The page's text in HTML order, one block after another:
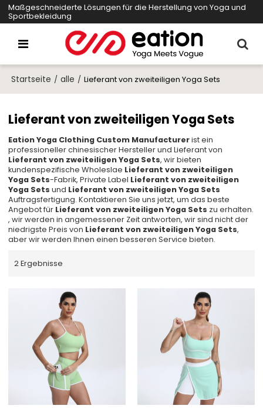
Maßgeschneiderte Lösungen für die Herstellung von Yoga und
Sportbekleidung
Startseite / alle / Lieferant von zweiteiligen Yoga Sets
Lieferant von zweiteiligen Yoga Sets
Eation Yoga Clothing Custom Manufacturerist ein
professioneller chinesischer Hersteller und Lieferant von
Lieferant von zweiteiligen Yoga Sets, wir bieten
kundenspezifische Wholeslae Lieferant von zweiteiligen
Yoga Sets-Fabrik, Private Label Lieferant von zweiteiligen
Yoga Sets und Lieferant von zweiteiligen Yoga Sets
Auftragsfertigung. Kontaktieren Sie uns jetzt, um das beste
Angebot für Lieferant von zweiteiligen Yoga Sets zu erhalten.
, wir werden in angemessener Zeit antworten, wir sind nicht der
niedrigste Preis von Lieferant von zweiteiligen Yoga Sets,
aber wir werden Ihnen einen besseren Service bieten.
2 Ergebnisse